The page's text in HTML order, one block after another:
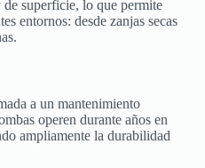
superficie, lo que permite
entornos: desde zanjas secas
a un mantenimiento
operen durante años en
ampliamente la durabilidad